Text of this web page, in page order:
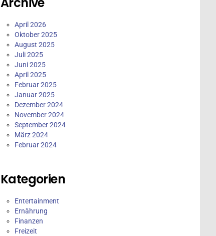
April 2026
Oktober 2025
August 2025
Juli 2025
Juni 2025
April 2025
Februar 2025
Januar 2025
Dezember 2024
November 2024
September 2024
März 2024
Februar 2024
Kategorien
Entertainment
Ernährung
Finanzen
Freizeit